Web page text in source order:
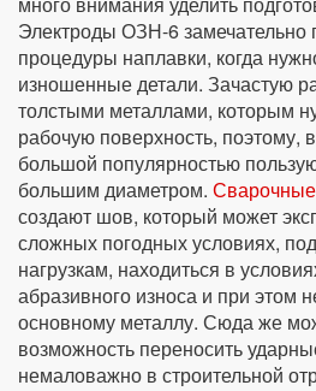
Электроды ОЗН-6 замечательно
процедуры наплавки, когда
изношенные детали. Зачастую
толстыми металлами, которым
рабочую поверхность, поэтому,
большой популярностью
большим диаметром.
создают шов, который может
сложных погодных условиях,
нагрузкам, находиться в
абразивного износа и при этом
основному металлу. Сюда же
возможность переносить
немаловажно в строительной